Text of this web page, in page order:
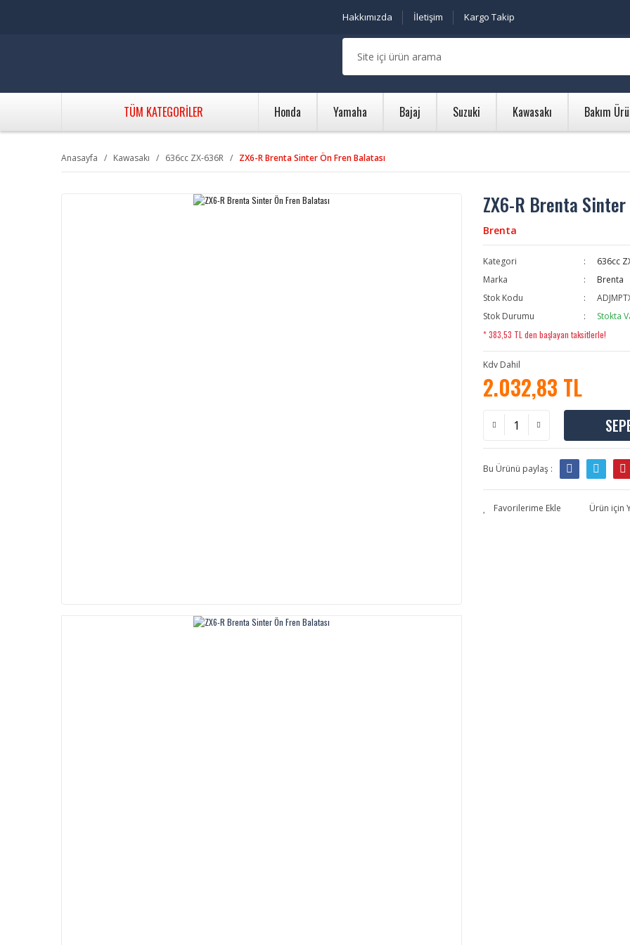
Hakkımızda İletişim Kargo Takip
TÜM KATEGORİLER Honda Yamaha Bajaj Suzuki Kawasakı Bakım
Anasayfa Kawasakı 636cc ZX-636R ZX6-R Brenta Sinter Ön Fren Balatası
ZX6-R Brenta Sinter
Brenta
Kategori
636cc
Marka
Brenta
Stok Kodu
Stok Durumu
Stokta
* 383,53 TL den başlayan taksitlerle!
Kdv Dahil
2.032,83 TL
Bu Ürünü paylaş :
Ürün için